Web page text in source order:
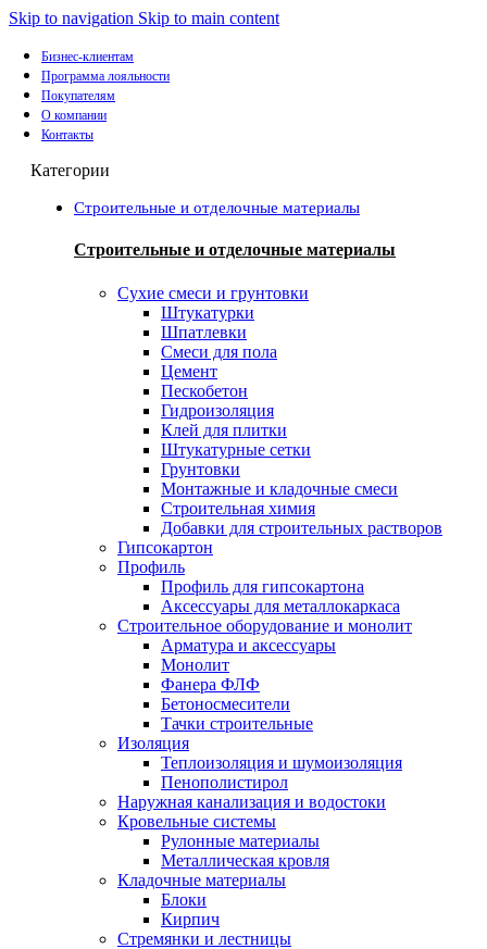
Skip to navigation Skip to main content
Бизнес-клиентам
Программа лояльности
Покупателям
О компании
Контакты
Категории
Строительные и отделочные материалы
Строительные и отделочные материалы
Сухие смеси и грунтовки
Штукатурки
Шпатлевки
Смеси для пола
Цемент
Пескобетон
Гидроизоляция
Клей для плитки
Штукатурные сетки
Грунтовки
Монтажные и кладочные смеси
Строительная химия
Добавки для строительных растворов
Гипсокартон
Профиль
Профиль для гипсокартона
Аксессуары для металлокаркаса
Строительное оборудование и монолит
Арматура и аксессуары
Монолит
Фанера ФЛФ
Бетоносмесители
Тачки строительные
Изоляция
Теплоизоляция и шумоизоляция
Пенополистирол
Наружная канализация и водостоки
Кровельные системы
Рулонные материалы
Металлическая кровля
Кладочные материалы
Блоки
Кирпич
Стремянки и лестницы